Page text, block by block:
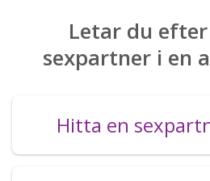
Letar du
sexpartner i en
Hitta en